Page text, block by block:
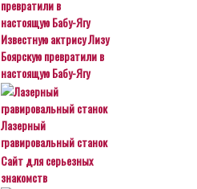
Известную актрису Лизу
Боярскую превратили в
настоящую Бабу-Ягу
Лазерный
гравировальный станок
Сайт для серьезных
знакомств